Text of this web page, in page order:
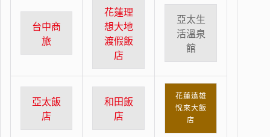
台中商
旅
花蓮理
想大地
渡假飯
店
亞太生
活溫泉
館
亞太飯
店
和田飯
店
花蓮遠雄
悅來大飯
店